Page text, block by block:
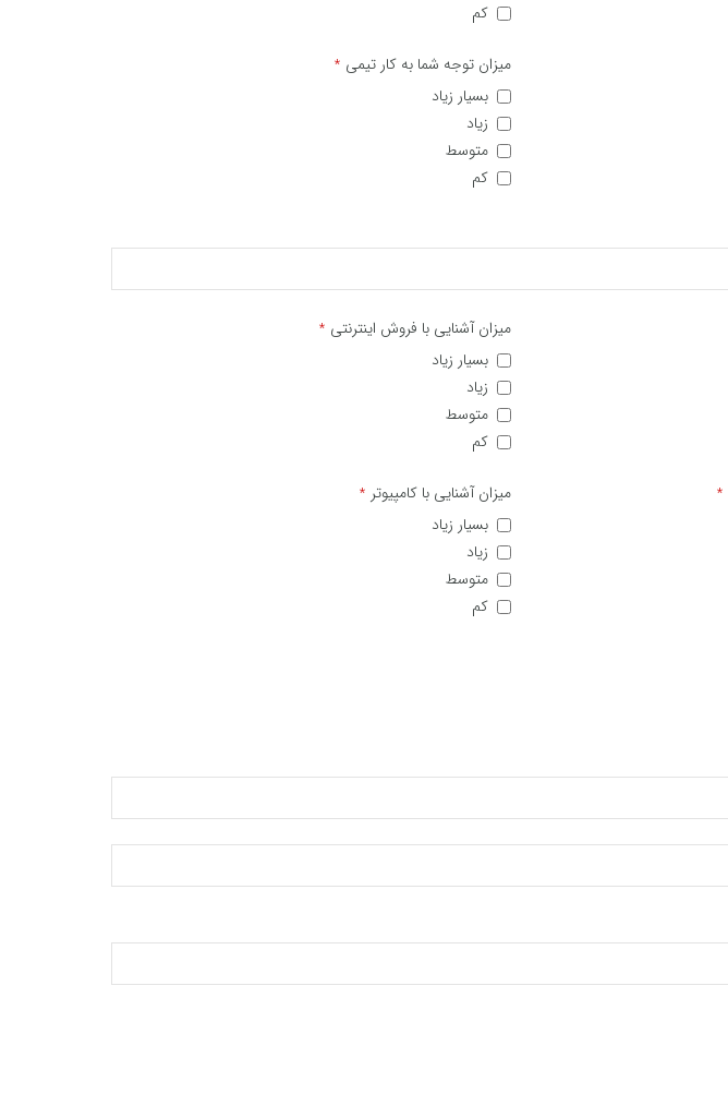
کم
میزان توجه شما به کار تیمی *
بسیار زیاد
زیاد
متوسط
کم
*
میزان آشنایی با فروش اینترنتی *
بسیار زیاد
زیاد
متوسط
کم
میزان آشنایی با کامپیوتر *
بسیار زیاد
زیاد
متوسط
کم